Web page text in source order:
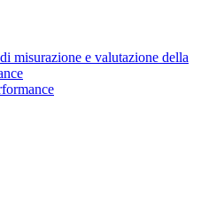
misurazione e valutazione della